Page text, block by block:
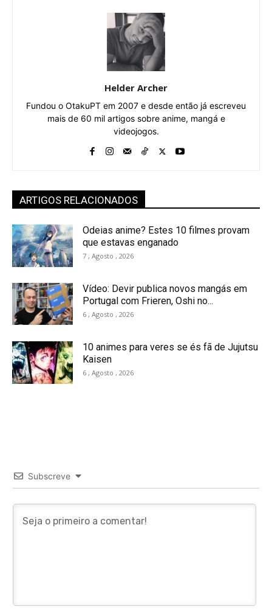
Helder Archer
Fundou o OtakuPT em 2007 e desde então já escreveu
mais de 60 mil artigos sobre anime, mangá e
videojogos.
ARTIGOS RELACIONADOS
Odeias anime? Estes 10 filmes provam
que estavas enganado
7 , Agosto , 2026
Vídeo: Devir publica novos mangás em
Portugal com Frieren, Oshi no...
6 , Agosto , 2026
10 animes para veres se és fã de Jujutsu
Kaisen
6 , Agosto , 2026
Subscreve